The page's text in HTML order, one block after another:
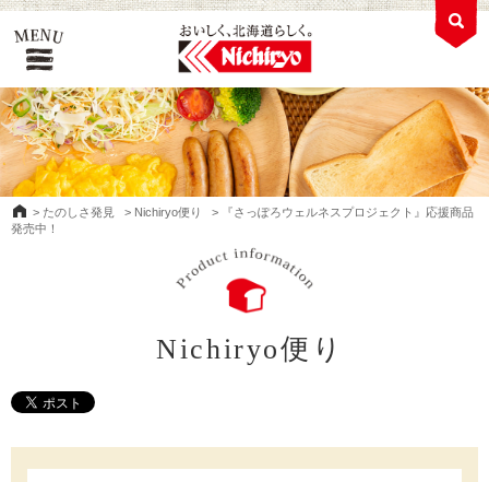
> たのしさ発見 > Nichiryo便り >
『さっぽろウェルネスプロジェクト』応援商品
発売中！
Nichiryo便り